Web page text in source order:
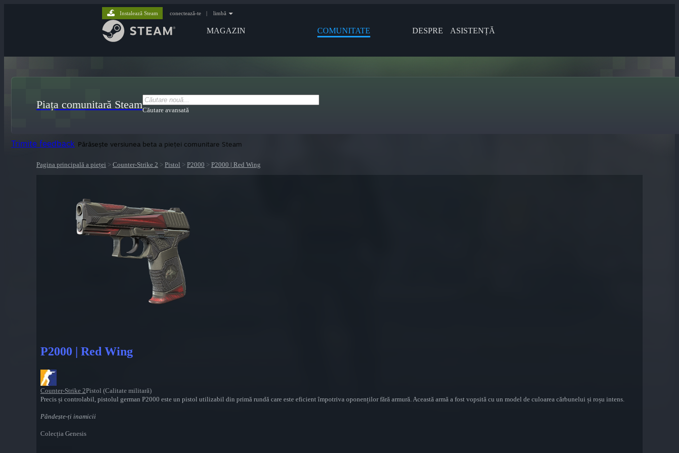
MAGAZIN COMUNITATE DESPRE ASISTENȚĂ
Instalează Steam conectează-te | limbă
Piața comunitară SteamCăutare avansată
Trimite feedback Părăsește versiunea beta a pieței comunitare Steam
Pagina principală a pieței > Counter-Strike 2 > Pistol > P2000 > P2000 | Red Wing
P2000 | Red Wing
Counter-Strike 2Pistol (Calitate militară)
Precis și controlabil, pistolul german P2000 este un pistol utilizabil din primă rundă care este eficient împotriva oponenților fără armură. Această armă a fost vopsită cu un model de culoarea cărbunelui și roșu intens.
Pândește-ți inamicii
Colecția Genesis